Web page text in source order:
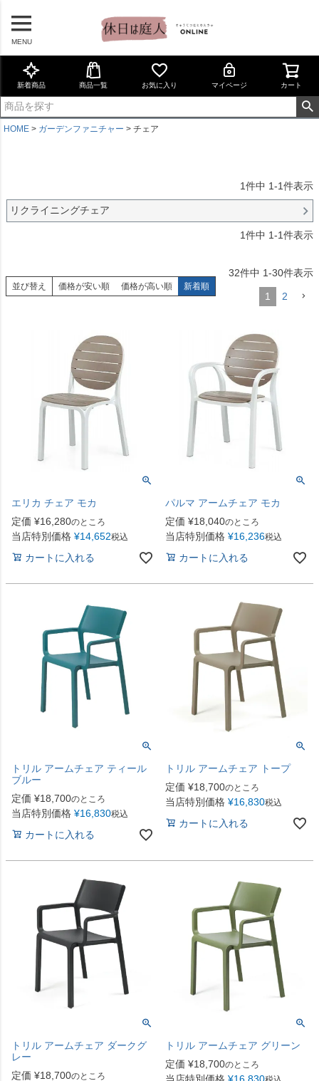
MENU
新着商品 商品一覧 お気に入り マイページ カート
HOME ガーデンファニチャー チェア
1件中 1-1件表示
リクライニングチェア
1件中 1-1件表示
並び替え 価格が安い順 価格が高い順 新着順
32件中 1-30件表示
1 2
エリカ チェア モカ
定価 ¥16,280のところ
当店特別価格 ¥14,652税込
カートに入れる
パルマ アームチェア モカ
定価 ¥18,040のところ
当店特別価格 ¥16,236税込
カートに入れる
トリル アームチェア ティール
ブルー
定価 ¥18,700のところ
当店特別価格 ¥16,830税込
カートに入れる
トリル アームチェア トープ
定価 ¥18,700のところ
当店特別価格 ¥16,830税込
カートに入れる
トリル アームチェア ダークグ
レー
定価 ¥18,700のところ
トリル アームチェア グリーン
定価 ¥18,700のところ
当店特別価格 ¥16,830